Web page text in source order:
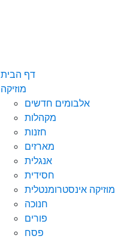
דף הבית
מוזיקה
אלבומים חדשים
מקהלות
חזנות
מארזים
אנגלית
חסידית
מוזיקה אינסטרומנטלית
חנוכה
פורים
פסח